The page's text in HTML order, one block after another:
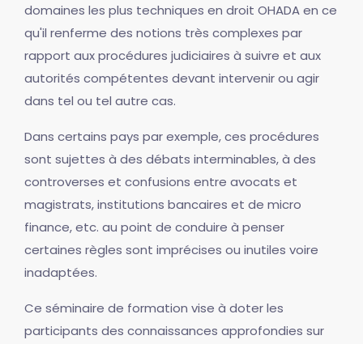
domaines les plus techniques en droit OHADA en ce
qu'il renferme des notions très complexes par
rapport aux procédures judiciaires à suivre et aux
autorités compétentes devant intervenir ou agir
dans tel ou tel autre cas.
Dans certains pays par exemple, ces procédures
sont sujettes à des débats interminables, à des
controverses et confusions entre avocats et
magistrats, institutions bancaires et de micro
finance, etc. au point de conduire à penser
certaines règles sont imprécises ou inutiles voire
inadaptées.
Ce séminaire de formation vise à doter les
participants des connaissances approfondies sur